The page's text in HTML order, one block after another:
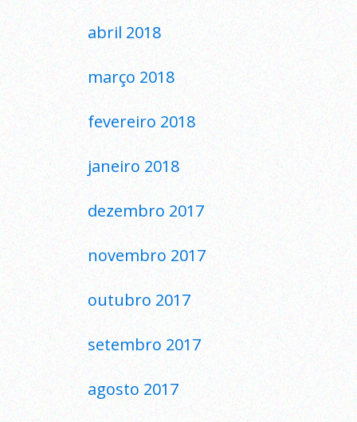
abril 2018
março 2018
fevereiro 2018
janeiro 2018
dezembro 2017
novembro 2017
outubro 2017
setembro 2017
agosto 2017